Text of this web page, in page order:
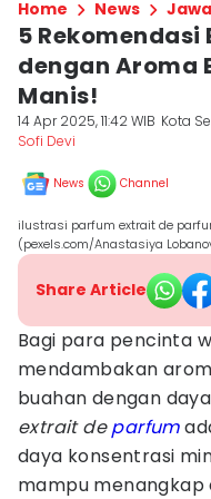
Home News
5
dengan Aroma
Manis!
14 Apr 2025, 11:42 WIB Kota
Sofi Devi
News Channel
ilustrasi parfum extrait de
(pexels.com/Anastasiya
Share Article
Bagi para pencinta
mendambakan
buahan dengan
extrait deparfum
daya konsentrasi
mampu menangkap